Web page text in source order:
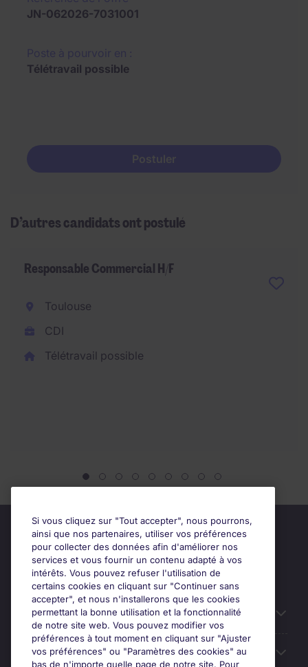
JN-062026-7031001
Télétravail possible
Postuler
D’autres candidats ont postulé
Responsable Commercial H/F
Toulouse
CDI
Télétravail possible
Candidats
Entreprises
Si vous cliquez sur "Tout accepter", nous pourrons,
ainsi que nos partenaires, utiliser vos préférences
pour collecter des données afin d'améliorer nos
services et vous fournir un contenu adapté à vos
intérêts. Vous pouvez refuser l'utilisation de
certains cookies en cliquant sur "Continuer sans
accepter", et nous n'installerons que les cookies
permettant la bonne utilisation et la fonctionnalité
de notre site web. Vous pouvez modifier vos
préférences à tout moment en cliquant sur "Ajuster
vos préférences" ou "Paramètres des cookies" au
bas de n'importe quelle page de notre site. Pour